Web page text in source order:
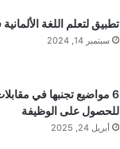
تطبيق لتعلم اللغة
سبتمبر 14, 2024
6 مواضيع تجنبها في
للحصول على الوظيفة
أبريل 24, 2025